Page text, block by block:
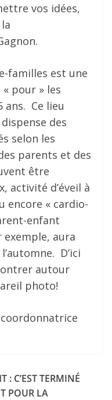
vos idées,
familles est une
pour » les
ans. Ce lieu
des
selon les
parents et des
être
activité d’éveil à
encore « cardio-
enfant
exemple, aura
D’ici
autour
photo!
: C’EST TERMINÉ
POUR LA